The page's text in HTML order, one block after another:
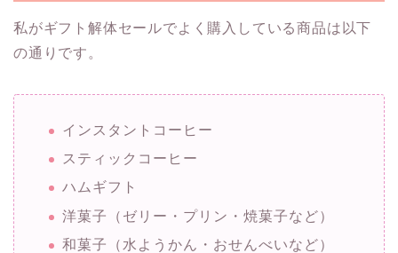
私がギフト解体セールでよく購入している商品は以下
の通りです。
インスタントコーヒー
スティックコーヒー
ハムギフト
洋菓子（ゼリー・プリン・焼菓子など）
和菓子（水ようかん・おせんべいなど）